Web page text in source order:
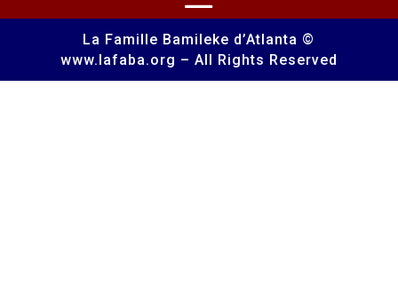
La Famille Bamileke d’Atlanta ©
www.lafaba.org – All Rights Reserved